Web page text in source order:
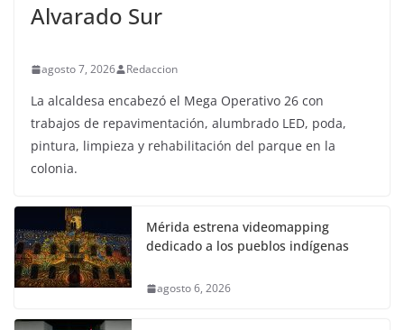
Alvarado Sur
agosto 7, 2026 Redaccion
La alcaldesa encabezó el Mega Operativo 26 con
trabajos de repavimentación, alumbrado LED, poda,
pintura, limpieza y rehabilitación del parque en la
colonia.
Mérida estrena videomapping
dedicado a los pueblos indígenas
agosto 6, 2026